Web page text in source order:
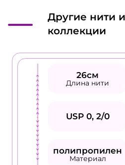
Другие нити
коллекции
26см
Длина нити
USP 0, 2/0
полипропилен
Материал